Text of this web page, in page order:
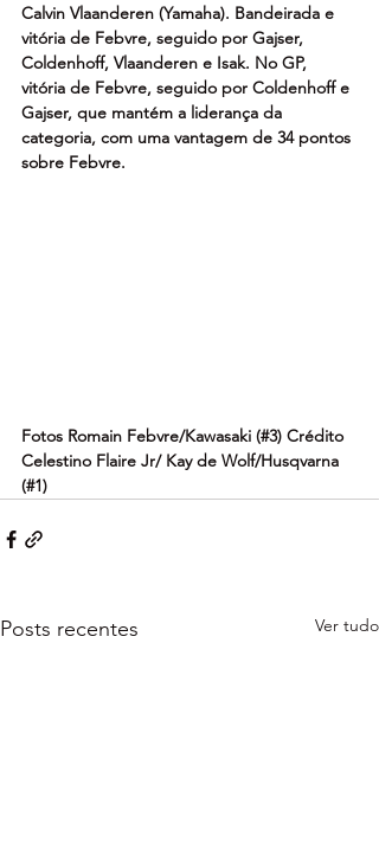
Calvin Vlaanderen (Yamaha). Bandeirada e
vitória de Febvre, seguido por Gajser,
Coldenhoff, Vlaanderen e Isak. No GP,
vitória de Febvre, seguido por Coldenhoff e
Gajser, que mantém a liderança da
categoria, com uma vantagem de 34 pontos
sobre Febvre.
Fotos Romain Febvre/Kawasaki (#3) Crédito
Celestino Flaire Jr/ Kay de Wolf/Husqvarna
(#1)
Posts recentes Ver tudo